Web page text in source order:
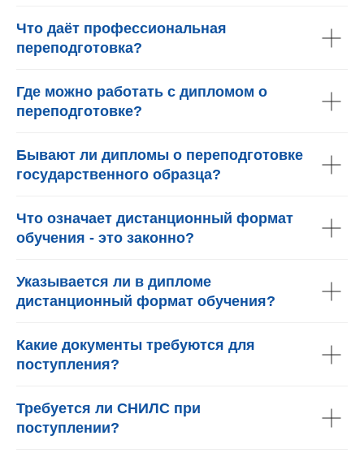
Что даёт профессиональная
переподготовка?
Где можно работать с дипломом о
переподготовке?
Бывают ли дипломы о переподготовке
государственного образца?
Что означает дистанционный формат
обучения - это законно?
Указывается ли в дипломе
дистанционный формат обучения?
Какие документы требуются для
поступления?
Требуется ли СНИЛС при
поступлении?